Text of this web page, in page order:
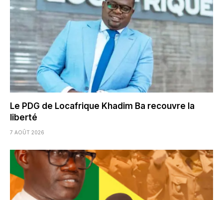
Le PDG de Locafrique Khadim Ba recouvre la
liberté
7 AOÛT 2026